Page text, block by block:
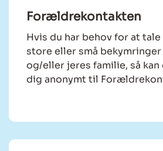
Forældrekontakten
Hvis du har behov for at
store eller små
og/eller jeres familie, så kan
dig anonymt til